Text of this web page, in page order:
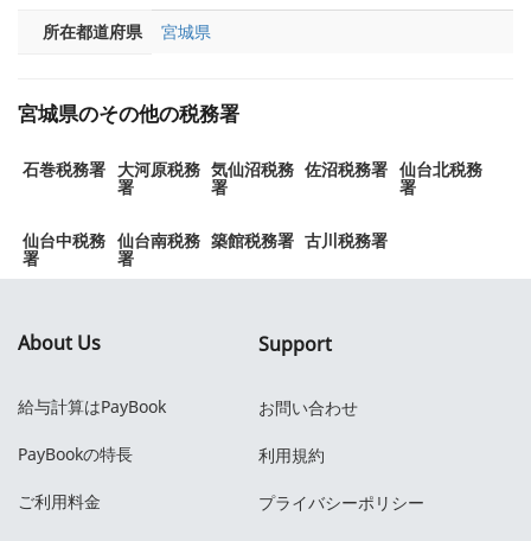
所在都道府県
宮城県
宮城県のその他の税務署
石巻税務署 大河原税務
署
気仙沼税務
署
佐沼税務署 仙台北税務
署
仙台中税務
署
仙台南税務
署
築館税務署 古川税務署
About Us
給与計算はPayBook
PayBookの特長
ご利用料金
Support
お問い合わせ
利用規約
プライバシーポリシー